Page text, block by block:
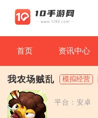
首页 资讯中心
我农场贼乱 模拟经营
平台：安卓